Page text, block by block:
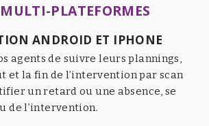
PLATEFORMES
ANDROID ET IPHONE
agents de suivre leurs plannings,
et la fin de l’intervention par scan
un retard ou une absence, se
de l’intervention.